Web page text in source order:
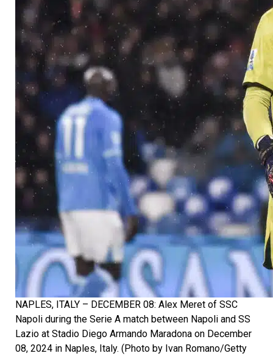
NAPLES, ITALY – DECEMBER 08: Alex Meret of SSC
Napoli during the Serie A match between Napoli and SS
Lazio at Stadio Diego Armando Maradona on December
08, 2024 in Naples, Italy. (Photo by Ivan Romano/Getty